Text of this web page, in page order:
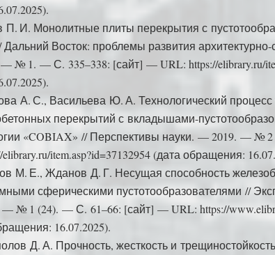
П. И. Монолитные плиты перекрытия с
Восток: проблемы развития архитектурно-
№ 1. — С. 335–338: [сайт] — URL: https://elibrary.ru/
А. С., Васильева Ю. А. Технологический процесс
перекрытий с вкладышами-
«COBIAX» // Перспективы науки. — 2019. — №
item.asp?id=37132954 (дата обращения:
М. Е., Жданов Д. Г. Несущая способность
сферическими пустотообразователями //
№ 1 (24). — С. 61–66: [сайт] — URL: https://
16.07.2025).
Д. А. Прочность, жесткость и